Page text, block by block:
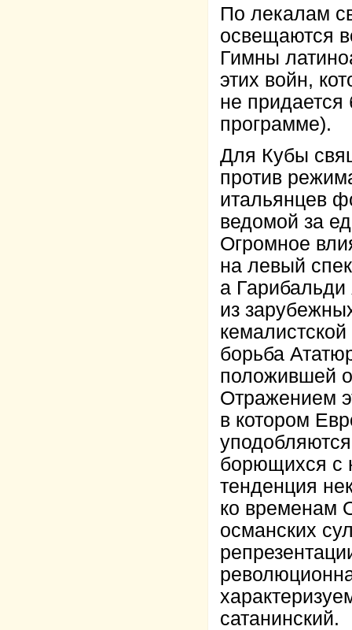
По лекалам
освещаются
Гимны
этих войн,
не придается
программе).
Для Кубы
против
итальянцев
ведомой за
Огромное
на левый
а
из
борьба
положившей
Отражением
в котором
борющихся с
тенденция
ко временам
османских
сатанинский.